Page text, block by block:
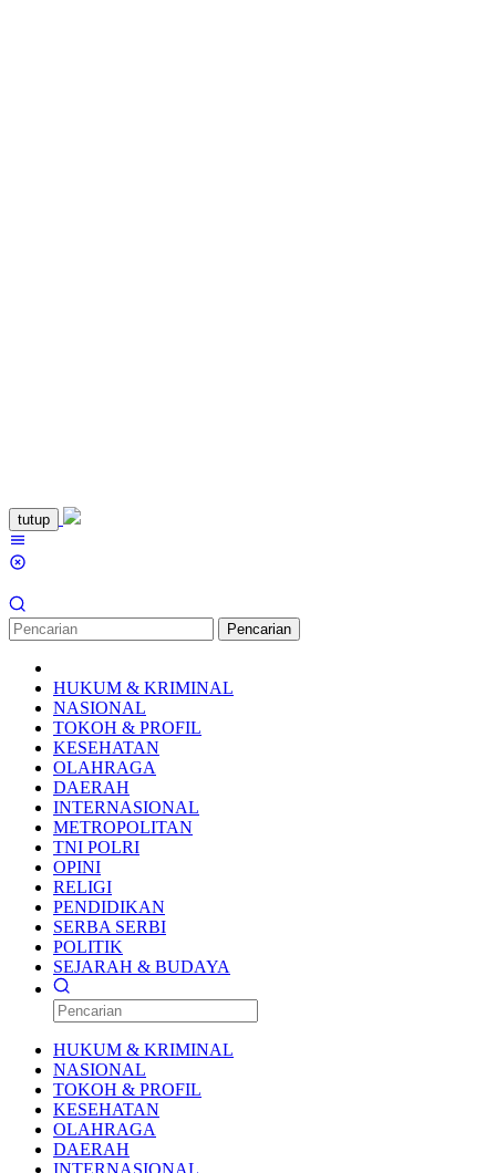
Loncat
ke
konten
tutup
Pencarian
HUKUM & KRIMINAL
NASIONAL
TOKOH & PROFIL
KESEHATAN
OLAHRAGA
DAERAH
INTERNASIONAL
METROPOLITAN
TNI POLRI
OPINI
RELIGI
PENDIDIKAN
SERBA SERBI
POLITIK
SEJARAH & BUDAYA
HUKUM & KRIMINAL
NASIONAL
TOKOH & PROFIL
KESEHATAN
OLAHRAGA
DAERAH
INTERNASIONAL